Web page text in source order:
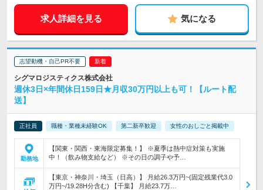
求人詳細を見る 気になる
志望動機・自己PR不要
シグマロジスティクス株式会社
週休3日×年間休日159日★月収30万円以上も可！【ルート配
送】
正社員 職種・業種未経験OK 第二新卒歓迎 女性のおしごと掲載中
勤務地
【関東・関西・東海限定募集！】 ※夏季は熱中症対策も実施
中！（飲み物支給など） ※その日の調子や予…
【東京・神奈川・埼玉（日高）】 月給26.3万円~(固定残業代3.0
万円~/19.28H分含む) 【千葉】 月給23.7万…